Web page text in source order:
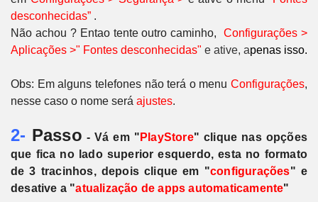
desconhecidas” .
Não achou ? Entao tente outro caminho,Configurações >
Aplicações >" Fontes desconhecidas" e ative, apenas isso.
Obs: Em alguns telefones não terá o menu Configurações,
nesse caso o nome será ajustes.
2- Passo - Vá em " PlayStore" clique nas opções
que fica no lado superior esquerdo, esta no formato
de 3 tracinhos, depois clique em "configurações" e
desative a "atualização de apps automaticamente"